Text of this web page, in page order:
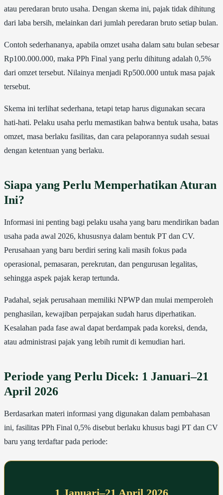
atau peredaran bruto usaha. Dengan skema ini, pajak tidak dihitung
dari laba bersih, melainkan dari jumlah peredaran bruto setiap bulan.
Contoh sederhananya, apabila omzet usaha dalam satu bulan sebesar
Rp100.000.000, maka PPh Final yang perlu dihitung adalah 0,5%
dari omzet tersebut. Nilainya menjadi Rp500.000 untuk masa pajak
tersebut.
Skema ini terlihat sederhana, tetapi tetap harus digunakan secara
hati-hati. Pelaku usaha perlu memastikan bahwa bentuk usaha, batas
omzet, masa berlaku fasilitas, dan cara pelaporannya sudah sesuai
dengan ketentuan yang berlaku.
Siapa yang Perlu Memperhatikan Aturan
Ini?
Informasi ini penting bagi pelaku usaha yang baru mendirikan badan
usaha pada awal 2026, khususnya dalam bentuk PT dan CV.
Perusahaan yang baru berdiri sering kali masih fokus pada
operasional, pemasaran, perekrutan, dan pengurusan legalitas,
sehingga aspek pajak kerap tertunda.
Padahal, sejak perusahaan memiliki NPWP dan mulai memperoleh
penghasilan, kewajiban perpajakan sudah harus diperhatikan.
Kesalahan pada fase awal dapat berdampak pada koreksi, denda,
atau administrasi pajak yang lebih rumit di kemudian hari.
Periode yang Perlu Dicek: 1 Januari–21
April 2026
Berdasarkan materi informasi yang digunakan dalam pembahasan
ini, fasilitas PPh Final 0,5% disebut berlaku khusus bagi PT dan CV
baru yang terdaftar pada periode: